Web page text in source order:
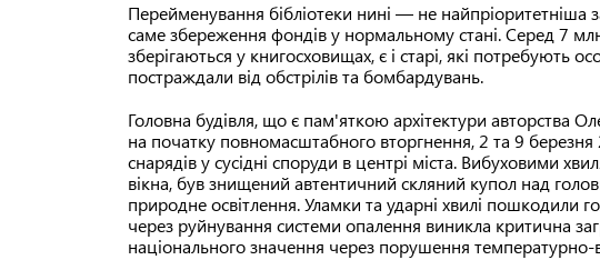
Перейменування бібліотеки нині — не найпріоритетніша
саме збереження фондів у нормальному стані. Серед 7
зберігаються у книгосховищах, є і старі, які потребують
постраждали від обстрілів та бомбардувань.
Головна будівля, що є пам'яткою архітектури авторства
на початку повномасштабного вторгнення, 2 та 9
снарядів у сусідні споруди в центрі міста. Вибуховими
вікна, був знищений автентичний скляний купол над
природне освітлення. Уламки та ударні хвилі пошкодили
через руйнування системи опалення виникла критична
національного значення через порушення температурно-